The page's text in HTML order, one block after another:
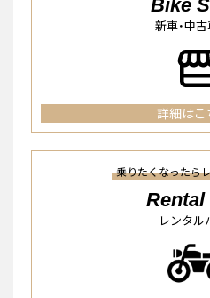
Bike
新車・中
詳細はこ
乗りたくなったら
Rental
レンタル